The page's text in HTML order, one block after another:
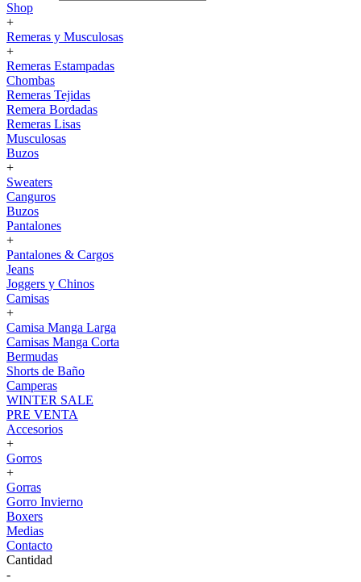
Shop
+
Remeras y Musculosas
+
Remeras Estampadas
Chombas
Remeras Tejidas
Remera Bordadas
Remeras Lisas
Musculosas
Buzos
+
Sweaters
Canguros
Buzos
Pantalones
+
Pantalones & Cargos
Jeans
Joggers y Chinos
Camisas
+
Camisa Manga Larga
Camisas Manga Corta
Bermudas
Shorts de Baño
Camperas
WINTER SALE
PRE VENTA
Accesorios
+
Gorros
+
Gorras
Gorro Invierno
Boxers
Medias
Contacto
Cantidad
-